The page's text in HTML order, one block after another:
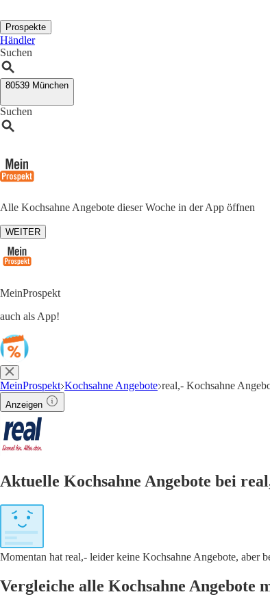
Prospekte
Händler
Suchen
80539 München
Suchen
Alle Kochsahne Angebote dieser Woche in der App öffnen
WEITER
MeinProspekt
auch als App!
MeinProspekt Kochsahne Angebote real,- Kochsahne
Anzeigen
Aktuelle Kochsahne Angebote bei
Momentan hat real,- leider keine Kochsahne Angebote, aber
Vergleiche alle Kochsahne Angebote